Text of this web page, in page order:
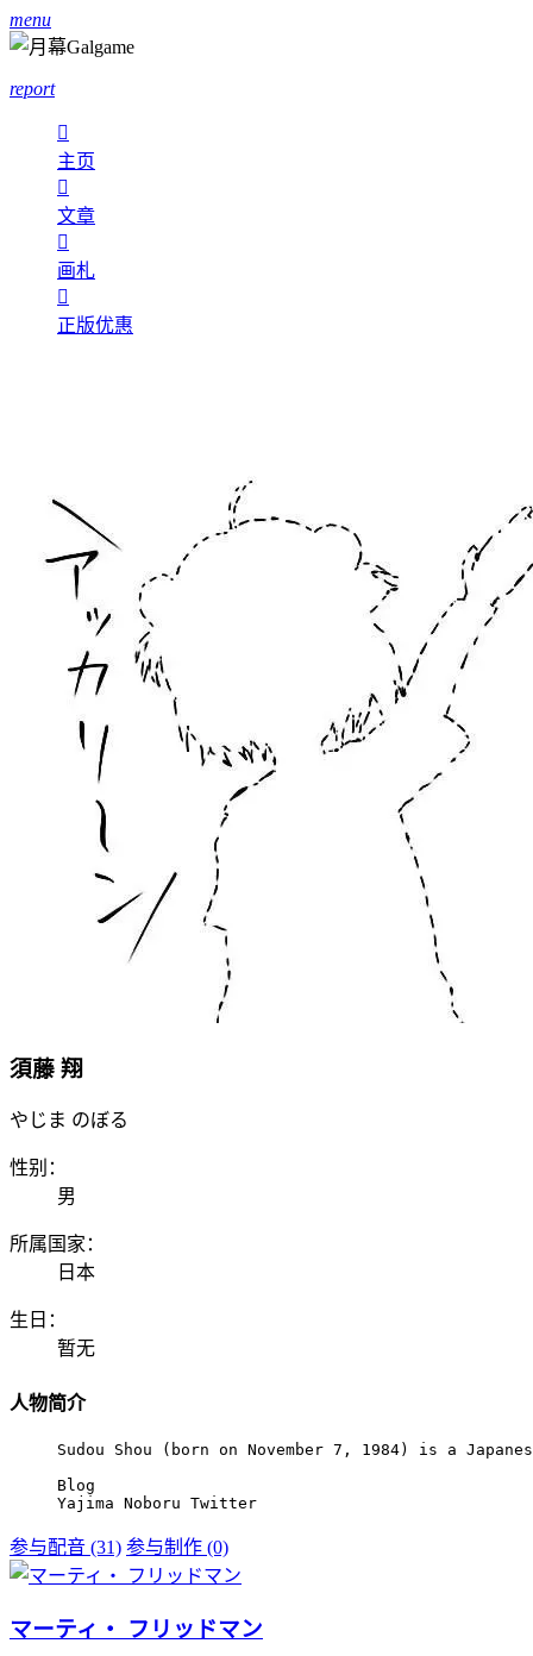
menu
report

主页

文章

画札

正版优惠
須藤 翔
やじま のぼる
性别：
男
所属国家：
日本
生日：
暂无
人物简介
Sudou Shou (born on November 7, 1984) is a
Blog
Yajima Noboru Twitter
参与配音 (31) 参与制作 (0)
マーティ・ フリッドマン